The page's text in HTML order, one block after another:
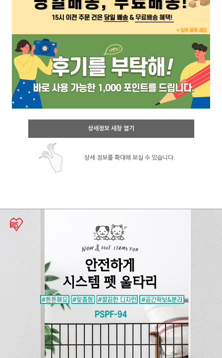
상세정보 새창 열기
상세 정보를 확대해 보실 수 있습니다.